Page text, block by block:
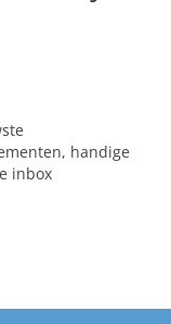
handige
inbox